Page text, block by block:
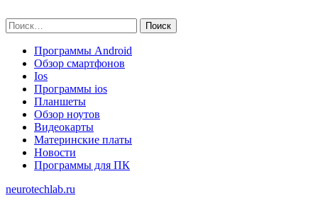
to
content
Найти:
Программы Android
Обзор смартфонов
Ios
Программы ios
Планшеты
Обзор ноутов
Видеокарты
Материнские платы
Новости
Программы для ПК
neurotechlab.ru